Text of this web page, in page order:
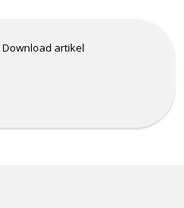
Download artikel